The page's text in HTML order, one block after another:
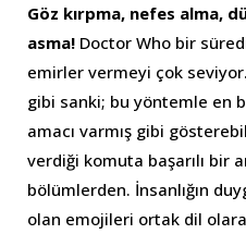
Göz kırpma, nefes alma,
asma! Doctor Who bir
emirler vermeyi çok
gibi sanki; bu yöntemle en
amacı varmış gibi
verdiği komuta başarılı bir
bölümlerden. İnsanlığın
olan emojileri ortak dil